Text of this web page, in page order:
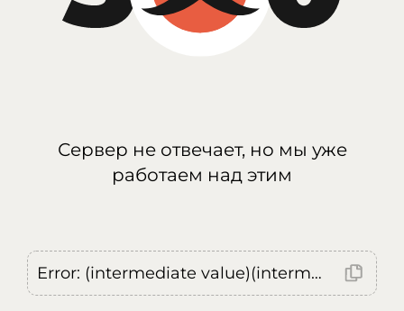
Сервер не отвечает, но мы уже
работаем над этим
Error: (intermediate value)(intermediate value)(intermediate value).replaceAll is not a function